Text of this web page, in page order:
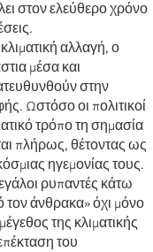
στον ελεύθερο χρόνο
αλλαγή, ο
μέσα και
στην
Ωστόσο οι πολιτικοί
τρόπο τη σημασία
πλήρως, θέτοντας ως
ηγεμονίας τους.
ρυπαντές κάτω
τον άνθρακα» όχι μόνο
της κλιματικής
του